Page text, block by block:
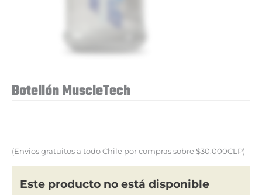
Botellón MuscleTech
(Envios gratuitos a todo Chile por compras sobre $30.000CLP)
Este producto no está disponible